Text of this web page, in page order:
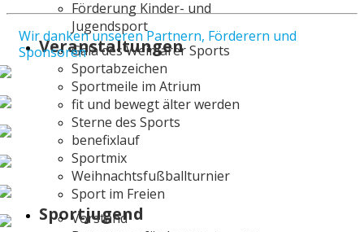
Förderung Kinder- und
Jugendsport
Veranstaltungen
Gala des Weimarer Sports
Sportabzeichen
Sportmeile im Atrium
fit und bewegt älter werden
Sterne des Sports
benefixlauf
Sportmix
Weihnachtsfußballturnier
Sport im Freien
Sportjugend
Vorstand
Wir danken unseren Partnern, Förderern und
Sponsoren